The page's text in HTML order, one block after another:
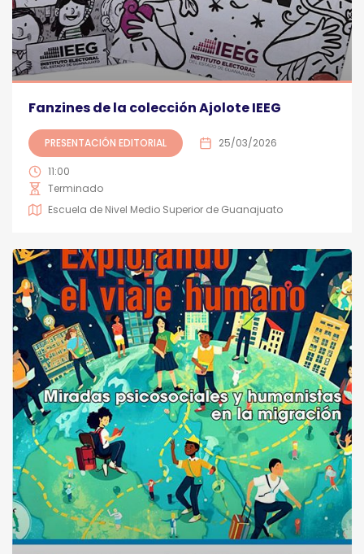
Fanzines de la colección Ajolote IEEG
PRESENTACIÓN EDITORIAL 25/03/2026
11:00
Terminado
Escuela de Nivel Medio Superior de Guanajuato